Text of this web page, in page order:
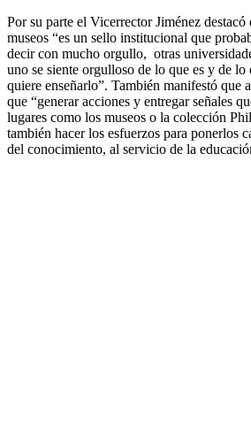
Por su parte el Vicerrector Jiménez destacó
museos “es un sello institucional que
decir con mucho orgullo, otras
uno se siente orgulloso de lo que es y de lo
quiere enseñarlo”. También manifestó que
que “generar acciones y entregar señales
lugares como los museos o la colección
también hacer los esfuerzos para ponerlos
del conocimiento, al servicio de la